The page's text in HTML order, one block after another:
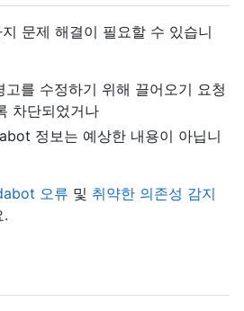
문제 해결이 필요할 수 있습니
를 수정하기 위해 끌어오기 요청
차단되었거나
정보는 예상한 내용이 아닙니
오류 및 취약한 의존성 감지
.